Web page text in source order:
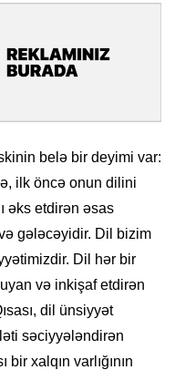
belə bir deyimi var:
ilk öncə onun dilini
əks etdirən əsas
gələcəyidir. Dil bizim
Dil hər bir
və inkişaf etdirən
dil ünsiyyət
səciyyələndirən
xalqın varlığının